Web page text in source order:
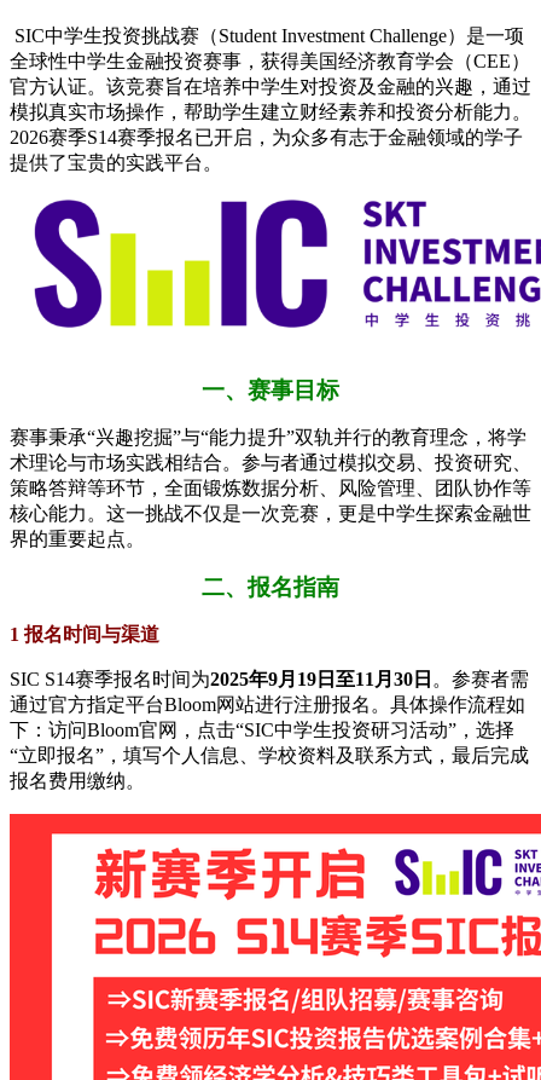
SIC中学生投资挑战赛（Student Investment Challenge）是一项
全球性中学生金融投资赛事，获得美国经济教育学会（CEE）
官方认证。该竞赛旨在培养中学生对投资及金融的兴趣，通过
模拟真实市场操作，帮助学生建立财经素养和投资分析能力。
2026赛季S14赛季报名已开启，为众多有志于金融领域的学子
提供了宝贵的实践平台。
一、赛事目标
赛事秉承“兴趣挖掘”与“能力提升”双轨并行的教育理念，将学
术理论与市场实践相结合。参与者通过模拟交易、投资研究、
策略答辩等环节，全面锻炼数据分析、风险管理、团队协作等
核心能力。这一挑战不仅是一次竞赛，更是中学生探索金融世
界的重要起点。
二、报名指南
1 报名时间与渠道
SIC S14赛季报名时间为​​2025年9月19日至11月30日​ ​。参赛者需
通过官方指定平台Bloom网站进行注册报名。具体操作流程如
下：访问Bloom官网，点击“SIC中学生投资研习活动”，选择
“立即报名”，填写个人信息、学校资料及联系方式，最后完成
报名费用缴纳。